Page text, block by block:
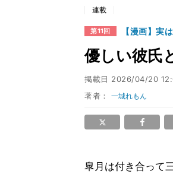
連載
第11回 【漫画】実
優しい彼氏
掲載日 2026/04/20
著者：一城れもん
皐月は付き合って